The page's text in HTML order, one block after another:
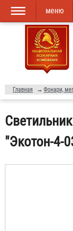
Перейти к
основному
содержанию
Skip to
navigation
меню
Главная → Фонари,
"Экотон-4-